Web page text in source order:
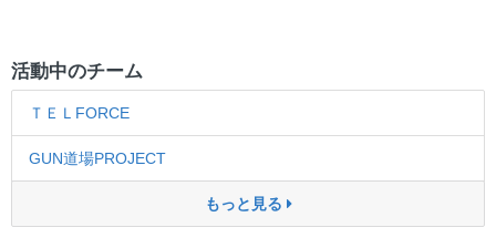
活動中のチーム
ＴＥＬFORCE
GUN道場PROJECT
もっと見る